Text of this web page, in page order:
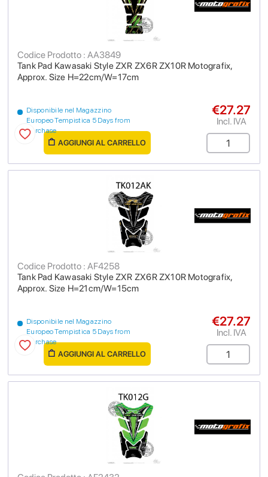
Tank Pad Kawasaki Style ZXR ZX6R ZX10R Motografix,
Approx. Size H=22cm/W=17cm
Codice Prodotto : AA3849
Disponibile nel Magazzino
Europeo Tempistica 5 Days from
purchase
€27.27
Incl. IVA
AGGIUNGI AL CARRELLO
Tank Pad Kawasaki Style ZXR ZX6R ZX10R Motografix,
Approx. Size H=21cm/W=15cm
Codice Prodotto : AF4258
Disponibile nel Magazzino
Europeo Tempistica 5 Days from
purchase
€27.27
Incl. IVA
AGGIUNGI AL CARRELLO